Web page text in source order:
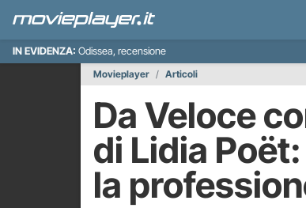
IN EVIDENZA: Odissea, recensione
Movieplayer
Articoli
Da Veloce
di Lidia
la